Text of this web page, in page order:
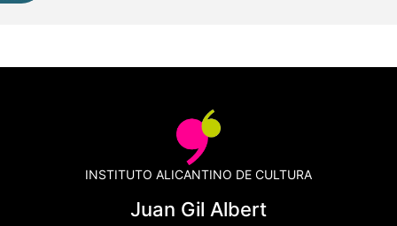
INSTITUTO ALICANTINO DE CULTURA
Juan Gil Albert